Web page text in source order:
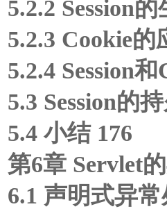
5.2.2 Session
5.2.3 Cookie的
5.2.4 Session
5.3 Session的
5.4 小结 176
第6章 Servlet
6.1 声明式异常